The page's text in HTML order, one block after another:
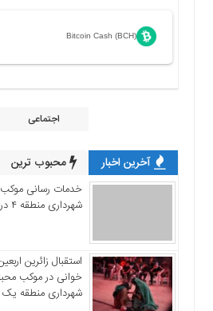
Bitcoin Cash (BCH)
اجتماعی
آخرین اخبار محبوب ترین
خدمات رسانی
شهرداری منطقه ۴ در مسیر مشایه
استقبال زائرین
خوانی در موکب
شهرداری منطقه یک